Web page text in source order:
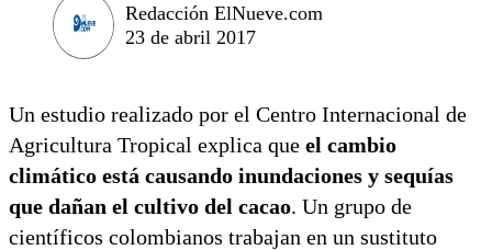
Redacción ElNueve.com
23 de abril 2017
Un estudio realizado por el Centro Internacional de
Agricultura Tropical explica que el cambio
climático está causando inundaciones y sequías
que dañan el cultivo del cacao. Un grupo de
científicos colombianos trabajan en un sustituto